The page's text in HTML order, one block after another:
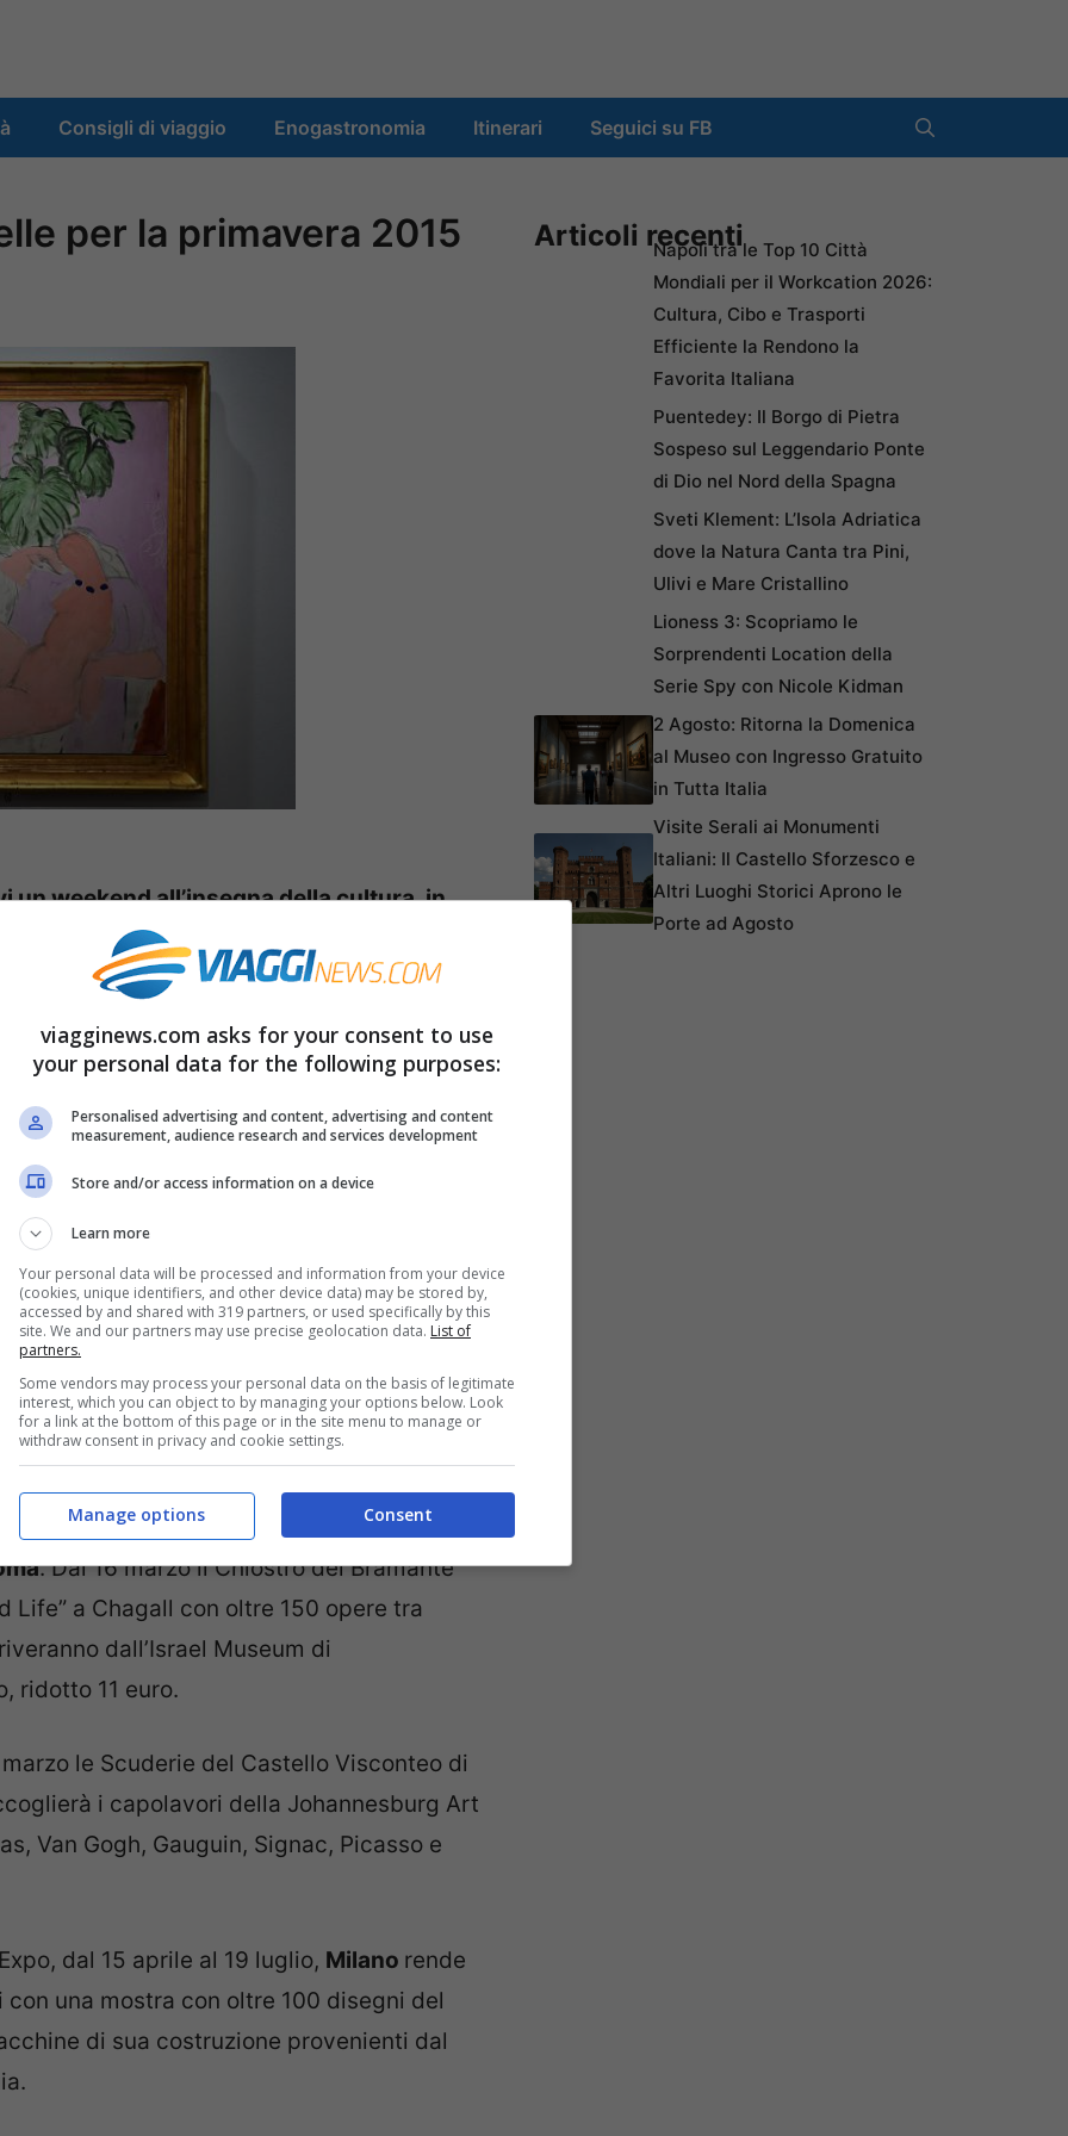
Consigli di viaggio Enogastronomia Itinerari Seguici su FB
per la primavera 2015
un weekend all’insegna della cultura, in
importanti che vale la pena vedere
le cinque mostre più belle secondo
nient’altro che scegliere la mostra e
pittore Henry Matisse potranno visitare
Arabesque” incentrata nel rapporto
In mostra vi saranno oltre 100
Biglietto: intero 12 euro, ridotto 9,50
al 12 luglio, la GAM ospiterà una mostra di
all’interno dell’atmosfera dell’Ecole de
Brancusi, Chagall, Picasso…
. Dal 16 marzo il Chiostro del Bramante
Life” a Chagall con oltre 150 opere tra
dall’Israel Museum di
ridotto 11 euro.
le Scuderie del Castello Visconteo di
i capolavori della Johannesburg Art
Van Gogh, Gauguin, Signac, Picasso e
dal 15 aprile al 19 luglio, Milano rende
una mostra con oltre 100 disegni del
di sua costruzione provenienti dal
Articoli recentiNapoli tra le Top 10 Città
Mondiali per il Workcation 2026:
Cultura, Cibo e Trasporti
Efficiente la Rendono la
Favorita Italiana
Puentedey: Il Borgo di Pietra
Sospeso sul Leggendario Ponte
di Dio nel Nord della Spagna
Sveti Klement: L’Isola Adriatica
dove la Natura Canta tra Pini,
Ulivi e Mare Cristallino
Lioness 3: Scopriamo le
Sorprendenti Location della
Serie Spy con Nicole Kidman
2 Agosto: Ritorna la Domenica
al Museo con Ingresso Gratuito
in Tutta Italia
Visite Serali ai Monumenti
Italiani: Il Castello Sforzesco e
Altri Luoghi Storici Aprono le
Porte ad Agosto
viagginews.com asks for your consent to use
your personal data for the following purposes:
Personalised advertising and content, advertising and content
measurement, audience research and services development
Store and/or access information on a device
Learn more
Your personal data will be processed and information from your device
(cookies, unique identifiers, and other device data) may be stored by,
accessed by and shared with 319 partners, or used specifically by this
site. We and our partners may use precise geolocation data. List of
partners.
Some vendors may process your personal data on the basis of legitimate
interest, which you can object to by managing your options below. Look
for a link at the bottom of this page or in the site menu to manage or
withdraw consent in privacy and cookie settings.
Consent
Manage options